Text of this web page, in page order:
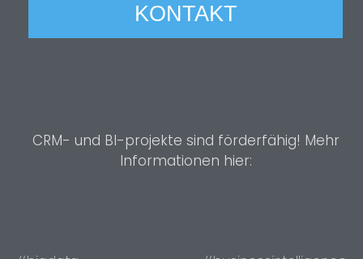
KONTAKT
CRM- und BI-projekte sind förderfähig! Mehr
Informationen hier: